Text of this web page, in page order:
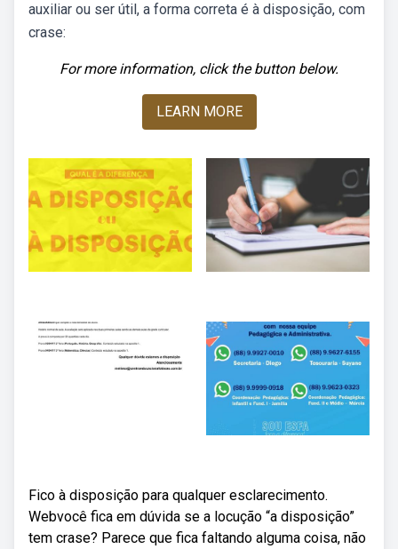
auxiliar ou ser útil, a forma correta é à disposição, com
crase:
For more information, click the button below.
LEARN MORE
Fico à disposição para qualquer esclarecimento.
Webvocê fica em dúvida se a locução “a disposição”
tem crase? Parece que fica faltando alguma coisa, não